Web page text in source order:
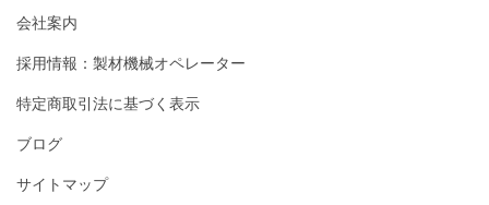
会社案内
採用情報：製材機械オペレーター
特定商取引法に基づく表示
ブログ
サイトマップ